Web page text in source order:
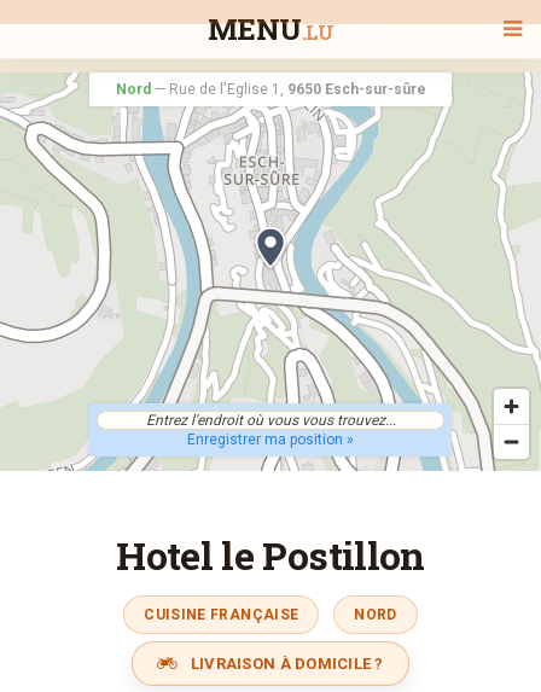
MENU.LU
BIENVENUE
TOUS LES RESTAURANTS
RECHERCHER UN RESTAURANT
Nord —Rue de l'Eglise 1, 9650 Esch-sur-sûre
Enregistrer ma position »
Hotel le Postillon
CUISINE FRANÇAISE NORD
LIVRAISON À DOMICILE ?